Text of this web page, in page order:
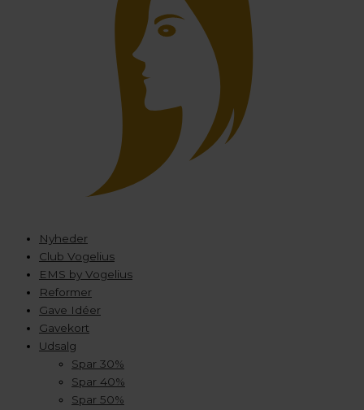
Nyheder
Club Vogelius
EMS by Vogelius
Reformer
Gave Idéer
Gavekort
Udsalg
Spar 30%
Spar 40%
Spar 50%